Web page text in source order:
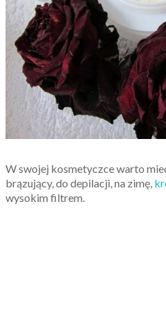
W swojej kosmetyczce warto
brązujący, do depilacji, na zimę,
wysokim filtrem.